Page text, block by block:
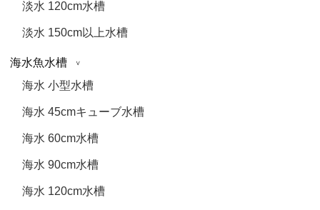
淡水 120cm水槽
淡水 150cm以上水槽
海水魚水槽
海水 小型水槽
海水 45cmキューブ水槽
海水 60cm水槽
海水 90cm水槽
海水 120cm水槽